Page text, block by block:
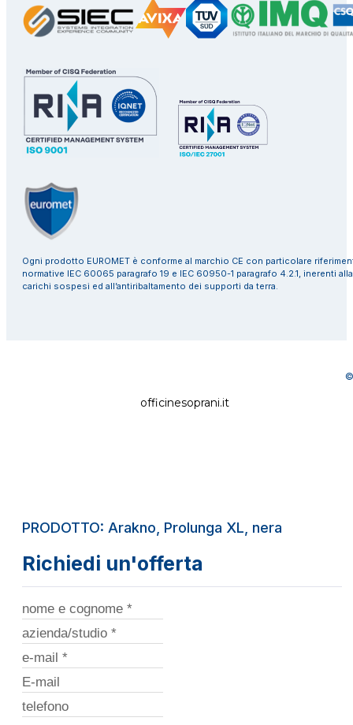
Ogni prodotto EUROMET è conforme al marchio CE con particolare
normative IEC 60065 paragrafo 19 e IEC 60950-1 paragrafo 4.2.1, inerenti
carichi sospesi ed all’antiribaltamento dei supporti da terra.
©
officinesoprani.it
PRODOTTO: Arakno, Prolunga XL, nera
Richiedi un'offerta